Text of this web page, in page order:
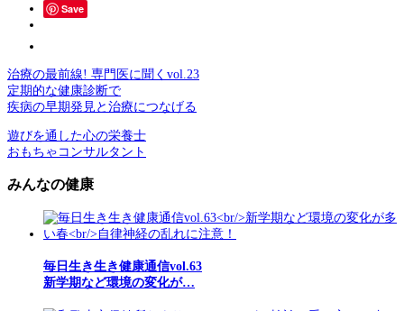
Save
治療の最前線! 専門医に聞くvol.23
定期的な健康診断で
疾病の早期発見と治療につなげる
遊びを通した心の栄養士
おもちゃコンサルタント
みんなの健康
毎日生き生き健康通信vol.63
新学期など環境の変化が…